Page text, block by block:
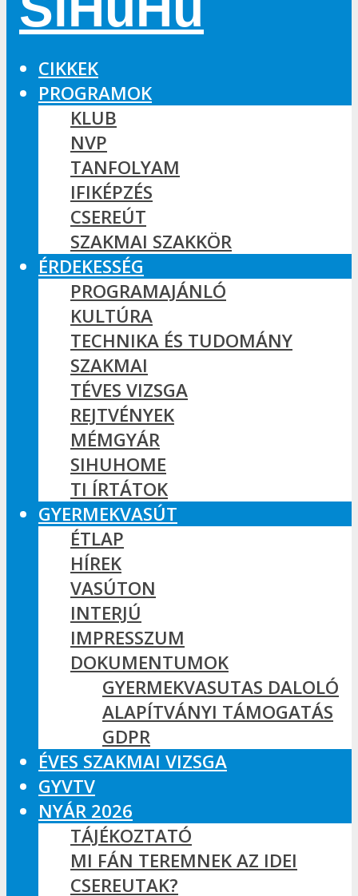
CIKKEK
PROGRAMOK
KLUB
NVP
TANFOLYAM
IFIKÉPZÉS
CSEREÚT
SZAKMAI SZAKKÖR
ÉRDEKESSÉG
PROGRAMAJÁNLÓ
KULTÚRA
TECHNIKA ÉS TUDOMÁNY
SZAKMAI
TÉVES VIZSGA
REJTVÉNYEK
MÉMGYÁR
SIHUHOME
TI ÍRTÁTOK
GYERMEKVASÚT
ÉTLAP
HÍREK
VASÚTON
INTERJÚ
IMPRESSZUM
DOKUMENTUMOK
GYERMEKVASUTAS DALOLÓ
ALAPÍTVÁNYI TÁMOGATÁS
GDPR
ÉVES SZAKMAI VIZSGA
GYVTV
NYÁR 2026
TÁJÉKOZTATÓ
MI FÁN TEREMNEK AZ IDEI
CSEREUTAK?